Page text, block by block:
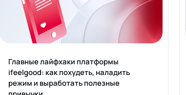
Главные лайфхаки платформы
ifeelgood: как похудеть, наладить
режим и выработать полезные